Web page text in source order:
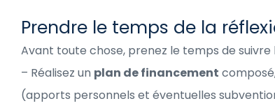
Prendre le temps de la
Avant toute chose, prenez le temps de suivre
– Réalisez un plan de financement
(apports personnels et éventuelles